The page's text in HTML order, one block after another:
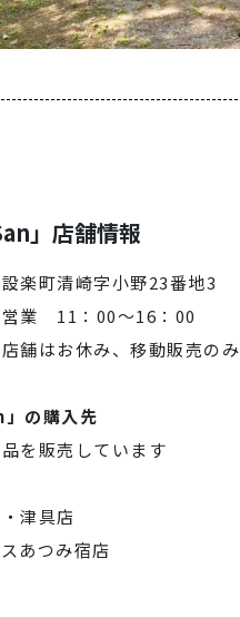
」店舗情報
楽町清崎字小野23番地3
業 11：00～16：00
舗はお休み、移動販売のみ
」の購入先
を販売しています
津具店
あつみ宿店